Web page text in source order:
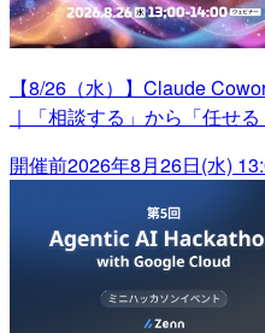
【8/26（水）】Claude
｜「相談する」から「任せ
開催前2026年8月26日(水)